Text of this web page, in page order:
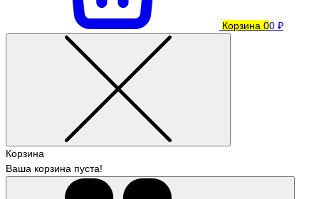
Корзина 00 ₽
Корзина
Ваша корзина пуста!